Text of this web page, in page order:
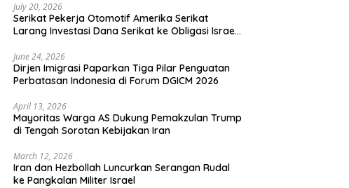
July 20, 2026
Serikat Pekerja Otomotif Amerika Serikat
Larang Investasi Dana Serikat ke Obligasi Israel,
June 24, 2026
Dirjen Imigrasi Paparkan Tiga Pilar Penguatan
Perbatasan Indonesia di Forum DGICM 2026
April 13, 2026
Mayoritas Warga AS Dukung Pemakzulan Trump
di Tengah Sorotan Kebijakan Iran
March 12, 2026
Iran dan Hezbollah Luncurkan Serangan Rudal
ke Pangkalan Militer Israel